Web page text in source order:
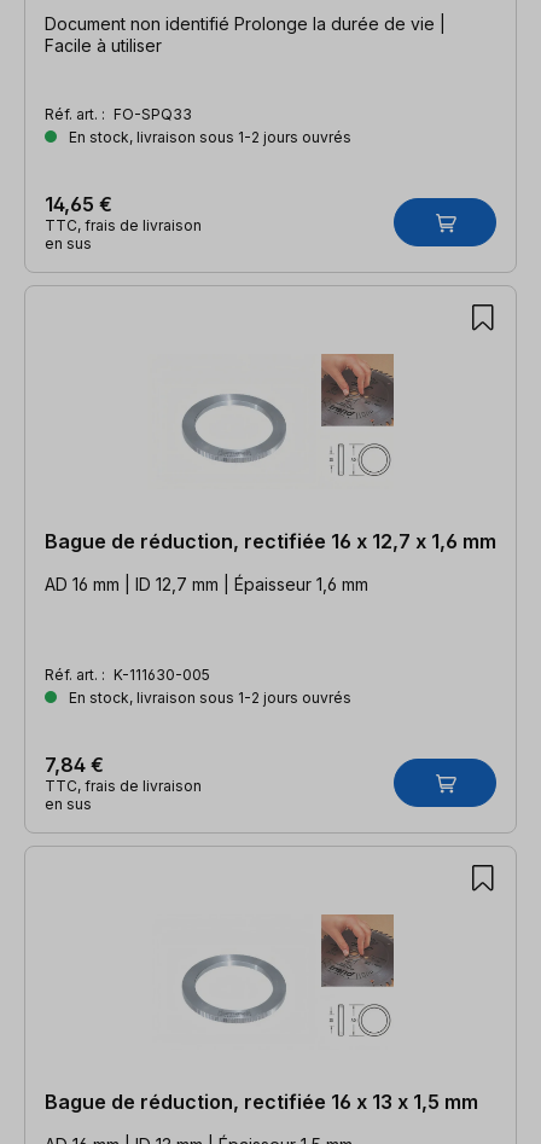
Document non identifié Prolonge la durée de vie |
Facile à utiliser
Réf. art. : FO-SPQ33
En stock, livraison sous 1-2 jours ouvrés
14,65 €
TTC, frais de livraison
en sus
Bague de réduction, rectifiée 16 x 12,7 x 1,6 mm
AD 16 mm | ID 12,7 mm | Épaisseur 1,6 mm
Réf. art. : K-111630-005
En stock, livraison sous 1-2 jours ouvrés
7,84 €
TTC, frais de livraison
en sus
Bague de réduction, rectifiée 16 x 13 x 1,5 mm